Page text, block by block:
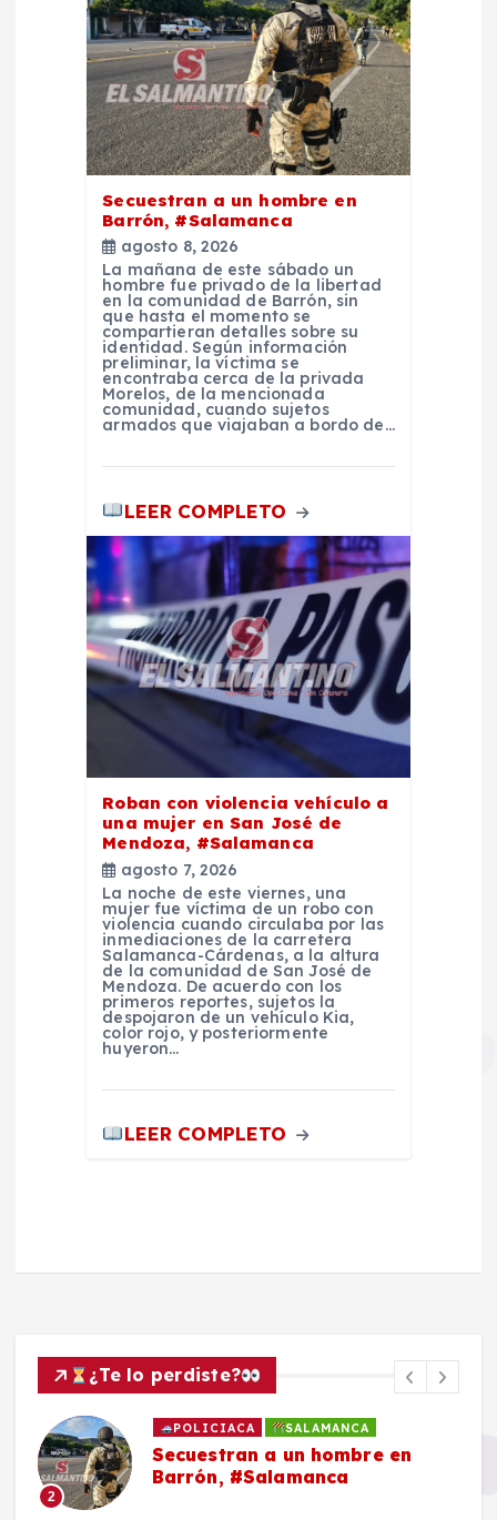
Secuestran a un hombre en
Barrón, #Salamanca
agosto 8, 2026
La mañana de este sábado un
hombre fue privado de la libertad
en la comunidad de Barrón, sin
que hasta el momento se
compartieran detalles sobre su
identidad. Según información
preliminar, la víctima se
encontraba cerca de la privada
Morelos, de la mencionada
comunidad, cuando sujetos
armados que viajaban a bordo de…
LEER COMPLETO
Roban con violencia vehículo a
una mujer en San José de
Mendoza, #Salamanca
agosto 7, 2026
La noche de este viernes, una
mujer fue víctima de un robo con
violencia cuando circulaba por las
inmediaciones de la carretera
Salamanca-Cárdenas, a la altura
de la comunidad de San José de
Mendoza. De acuerdo con los
primeros reportes, sujetos la
despojaron de un vehículo Kia,
color rojo, y posteriormente
huyeron…
LEER COMPLETO
¿Te lo perdiste?
2
POLICIACA SALAMANCA
Secuestran a un hombre en
Barrón, #Salamanca